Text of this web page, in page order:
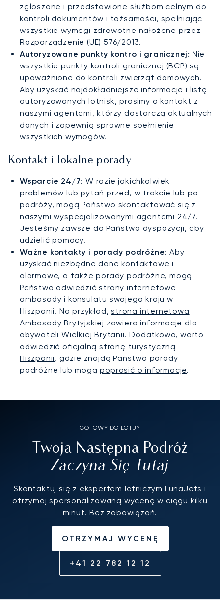
zgłoszone i przedstawione służbom celnym do
kontroli dokumentów i tożsamości, spełniając
wszystkie wymogi zdrowotne nałożone przez
Rozporządzenie (UE) 576/2013.
Autoryzowane punkty kontroli granicznej: Nie
wszystkiepunkty kontroli granicznej (BCP) są
upoważnione do kontroli zwierząt domowych.
Aby uzyskać najdokładniejsze informacje i listę
autoryzowanych lotnisk, prosimy o kontakt z
naszymi agentami, którzy dostarczą aktualnych
danych i zapewnią sprawne spełnienie
wszystkich wymogów.
Kontakt i lokalne porady
Wsparcie 24/7: W razie jakichkolwiek
problemów lub pytań przed, w trakcie lub po
podróży, mogą Państwo skontaktować się z
naszymi wyspecjalizowanymi agentami 24/7.
Jesteśmy zawsze do Państwa dyspozycji, aby
udzielić pomocy.
Ważne kontakty i porady podróżne: Aby
uzyskać niezbędne dane kontaktowe i
alarmowe, a także porady podróżne, mogą
Państwo odwiedzić strony internetowe
ambasady i konsulatu swojego kraju w
Hiszpanii. Na przykład,strona internetowa
Ambasady Brytyjskiej zawiera informacje dla
obywateli Wielkiej Brytanii. Dodatkowo, warto
odwiedzić oficjalną stronę turystyczną
Hiszpanii, gdzie znajdą Państwo porady
podróżne lub mogąpoprosić o informacje.
GOTOWY DO LOTU?
Twoja Następna Podróż
Zaczyna Się Tutaj
Skontaktuj się z ekspertem lotniczym LunaJets i
otrzymaj spersonalizowaną wycenę w ciągu kilku
minut. Bez zobowiązań.
OTRZYMAJ WYCENĘ
+41 22 782 12 12